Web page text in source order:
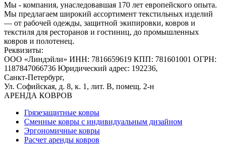
Мы - компания, унаследовавшая 170 лет европейского опыта.
Мы предлагаем широкий ассортимент текстильных изделий
— от рабочей одежды, защитной экипировки, ковров и
текстиля для ресторанов и гостиниц, до промышленных
ковров и полотенец.
Реквизиты:
ООО «Линдэйли» ИНН: 7816659619 КПП: 781601001 ОГРН:
1187847066736 Юридический адрес: 192236,
Санкт-Петербург,
Ул. Софийская, д. 8, к. 1, лит. В, помещ. 2-н
АРЕНДА КОВРОВ
Грязезащитные ковры
Сменные ковры с индивидуальным дизайном
Эргономичные ковры
Расчет аренды ковров